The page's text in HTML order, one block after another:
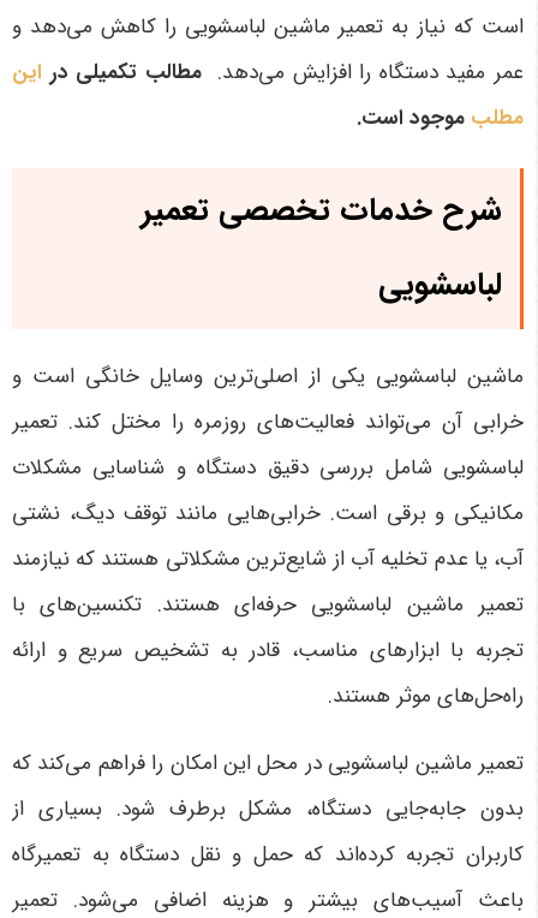
است که نیاز به تعمیر ماشین لباسشویی را کاهش می‌دهد و
عمر مفید دستگاه را افزایش می‌دهد.مطالب تکمیلی در این
مطلب موجود است.
شرح خدمات تخصصی تعمیر
لباسشویی
ماشین لباسشویی یکی از اصلی‌ترین وسایل خانگی است و
خرابی آن می‌تواند فعالیت‌های روزمره را مختل کند. تعمیر
لباسشویی شامل بررسی دقیق دستگاه و شناسایی مشکلات
مکانیکی و برقی است. خرابی‌هایی مانند توقف دیگ، نشتی
آب، یا عدم تخلیه آب از شایع‌ترین مشکلاتی هستند که نیازمند
تعمیر ماشین لباسشویی حرفه‌ای هستند. تکنسین‌های با
تجربه با ابزارهای مناسب، قادر به تشخیص سریع و ارائه
راه‌حل‌های موثر هستند.
تعمیر ماشین لباسشویی در محل این امکان را فراهم می‌کند که
بدون جابه‌جایی دستگاه، مشکل برطرف شود. بسیاری از
کاربران تجربه کرده‌اند که حمل و نقل دستگاه به تعمیرگاه
باعث آسیب‌های بیشتر و هزینه اضافی می‌شود. تعمیر